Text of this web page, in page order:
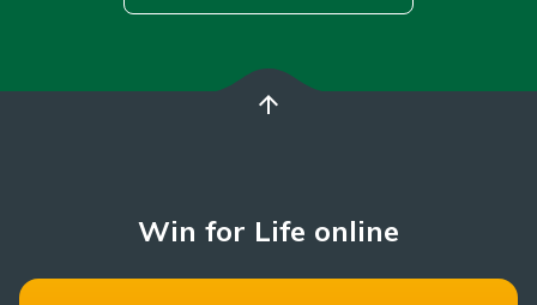
arrow_upward
Win for Life online